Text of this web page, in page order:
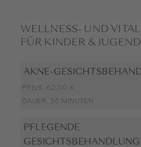
WELLNESS- UND
FÜR KINDER &
AKNE-
PREIS: 62,00 €
DAUER: 55 MINUTEN
PFLEGENDE
GESICHTSBEHANDLUNG